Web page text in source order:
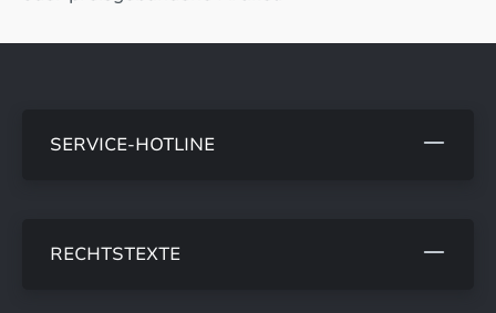
SERVICE-HOTLINE
RECHTSTEXTE